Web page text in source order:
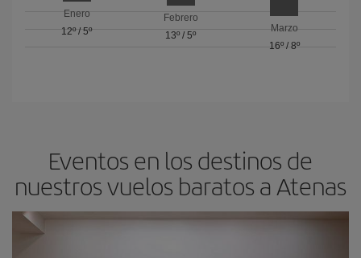
Enero
12º/5º
Febrero
13º / 5º
Marzo
16º/ 8º
Eventos en los destinos de
nuestros vuelos baratos a Atenas